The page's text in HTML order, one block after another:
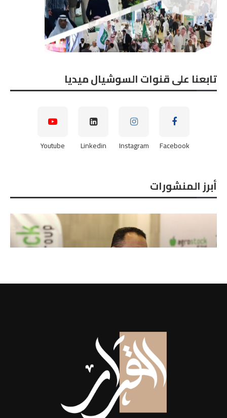
تابعنا على قنوات السوشيال ميديا
Facebook
Instagram
Linkedin
Youtube
أبرز المنشورات